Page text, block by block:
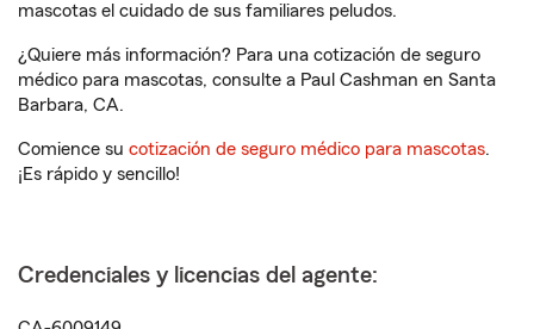
mascotas el cuidado de sus familiares peludos.
¿Quiere más información? Para una cotización de seguro
médico para mascotas, consulte a Paul Cashman en Santa
Barbara, CA.
Comience su cotización de seguro médico para mascotas.
¡Es rápido y sencillo!
Credenciales y licencias del agente: